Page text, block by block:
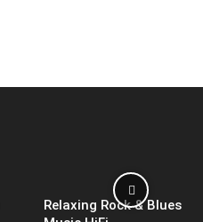
Relaxing Rock & Blues